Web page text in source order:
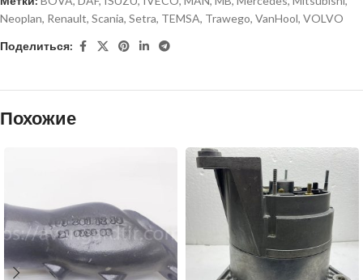
Neoplan, Renault, Scania, Setra, TEMSA, Trawego, VanHool, VOLVO
Поделиться:
Похожие